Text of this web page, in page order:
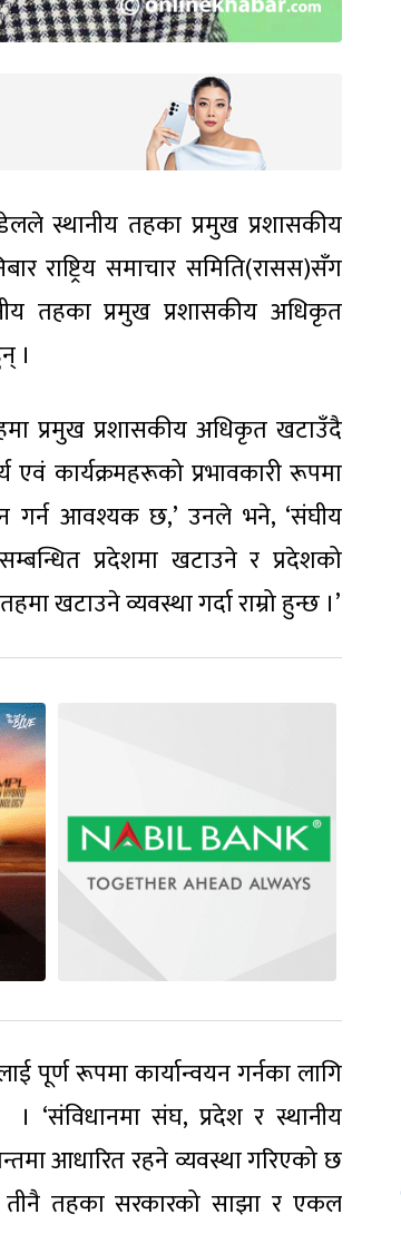
स्थानीय तहका प्रमुख प्रशासकीय
राष्ट्रिय समाचार समिति(रासस)सँग
तहका प्रमुख प्रशासकीय अधिकृत
।
प्रमुख प्रशासकीय अधिकृत खटाउँदै
कार्यक्रमहरूको प्रभावकारी रूपमा
गर्न आवश्यक छ,’ उनले भने, ‘संघीय
प्रदेशमा खटाउने र प्रदेशको
खटाउने व्यवस्था गर्दा राम्रो हुन्छ ।’
पूर्ण रूपमा कार्यान्वयन गर्नका लागि
‘संविधानमा संघ, प्रदेश र स्थानीय
आधारित रहने व्यवस्था गरिएको छ
तीनै तहका सरकारको साझा र एकल